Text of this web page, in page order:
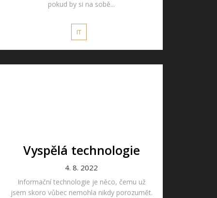
pokud by si na sobě...
IT
Vyspělá technologie
4. 8. 2022
Informační technologie je něco, čemu už
jsem skoro vůbec nemohla nikdy porozumět.